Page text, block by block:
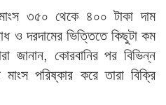
৩৫০ থেকে ৪০০ টাকা দাম
ও দরদামের ভিত্তিতে কিছুটা কম
জানান, কোরবানির পর বিভিন্ন
পরিষ্কার করে তারা বিক্রি